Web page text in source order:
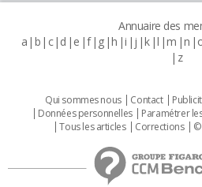
Annuaire des
a b c d e f g h i j k l m n
z
Qui sommes nous Contact
Données personnelles
Paramétrer
Tous les articles
Corrections ©